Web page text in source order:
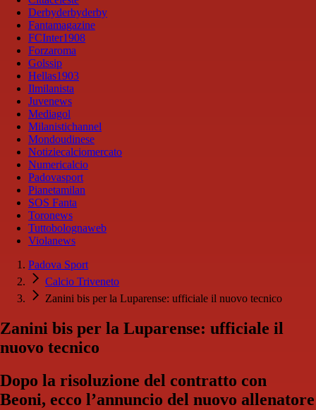
Derbyderbyderby
Fantamagazine
FCInter1908
Forzaroma
Golssip
Hellas1903
Ilmilanista
Juvenews
Mediagol
Milanistichannel
Mondoudinese
Notiziecalciomercato
Numericalcio
Padovasport
Pianetamilan
SOS Fanta
Toronews
Tuttobolognaweb
Violanews
Padova Sport
Calcio Triveneto
Zanini bis per la Luparense: ufficiale il nuovo tecnico
Zanini bis per la Luparense: ufficiale il
nuovo tecnico
Dopo la risoluzione del contratto con
Beoni, ecco l’annuncio del nuovo allenatore